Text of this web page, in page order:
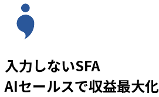
入力しないSFA
AIセールスで収益最大化